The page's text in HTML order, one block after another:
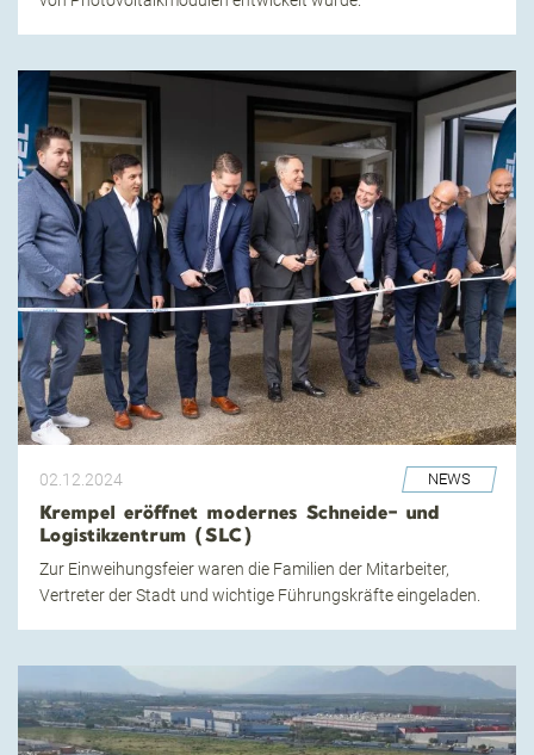
02.12.2024 NEWS
Krempel eröffnet modernes Schneide- und
Logistikzentrum (SLC)
Zur Einweihungsfeier waren die Familien der Mitarbeiter,
Vertreter der Stadt und wichtige Führungskräfte eingeladen.